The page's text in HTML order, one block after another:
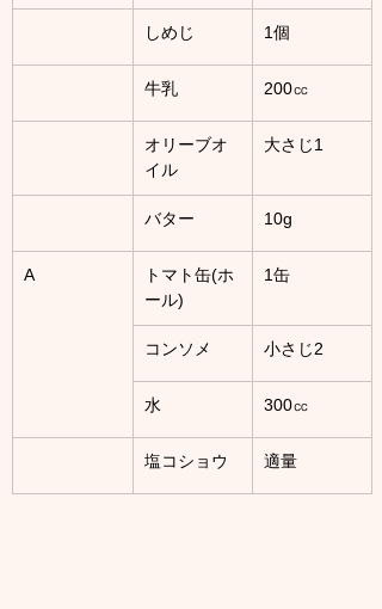
しめじ 1個
牛乳 200㏄
オリーブオ
イル
大さじ1
バター 10g
A
トマト缶(ホ
ール)
1缶
コンソメ 小さじ2
水 300㏄
塩コショウ 適量